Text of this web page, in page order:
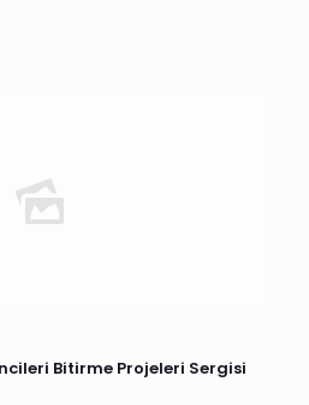
Bitirme Projeleri Sergisi